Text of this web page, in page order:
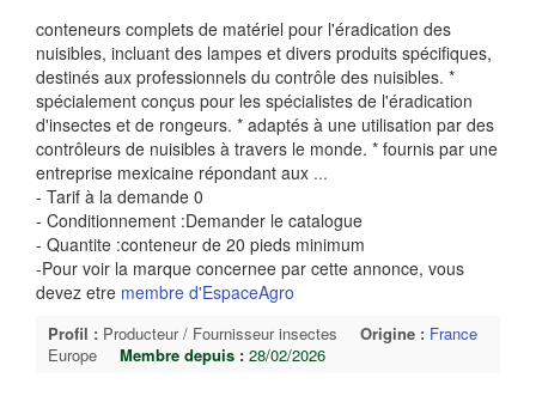
conteneurs complets de matériel pour l'éradication des
nuisibles, incluant des lampes et divers produits spécifiques,
destinés aux professionnels du contrôle des nuisibles. *
spécialement conçus pour les spécialistes de l'éradication
d'insectes et de rongeurs. * adaptés à une utilisation par des
contrôleurs de nuisibles à travers le monde. * fournis par une
entreprise mexicaine répondant aux ...
- Tarif à la demande 0
- Conditionnement :Demander le catalogue
- Quantite :conteneur de 20 pieds minimum
-Pour voir la marque concernee par cette annonce, vous
devez etre membre d'EspaceAgro
Profil : Producteur / Fournisseur insectes Origine : France
Europe
Membre depuis : 28/02/2026